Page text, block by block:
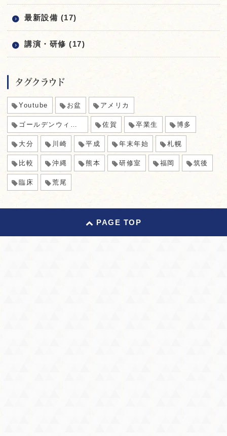
最新設備 (17)
講演・研修 (17)
タグクラウド
Youtube お盆 アメリカ
ゴールデンウィーク 佐賀 卒業生 博多
大分 川崎 平成 年末年始 札幌
比較 沖縄 熊本 研修室 福岡 筑後
臨床 荒尾
PAGE TOP